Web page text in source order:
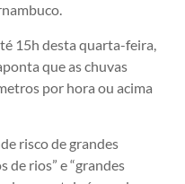
15h desta quarta-feira,
que as chuvas
por hora ou acima
risco de grandes
de rios” e “grandes